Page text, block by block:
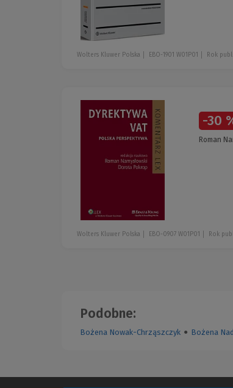
Wolters Kluwer Polska EBO-1901 W01P01 Rok
-30
Roman
Wolters Kluwer Polska EBO-0907 W01P01 Rok
Podobne:
Bożena Nowak-Chrząszczyk ● Bożena